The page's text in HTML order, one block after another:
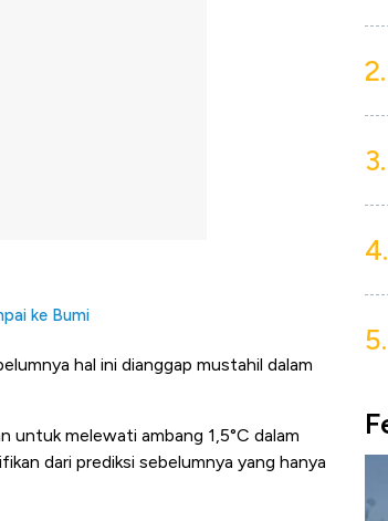
ke Bumi
hal ini dianggap mustahil dalam
untuk melewati ambang 1,5°C dalam
dari prediksi sebelumnya yang hanya
2.
3.
4.
5.